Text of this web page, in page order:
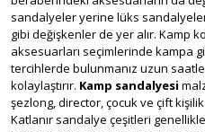
sandalyeler yerine lüks
gibi değişkenler de yer alır. Kamp
aksesuarları seçimlerinde kampa
tercihlerde bulunmanız uzun
kolaylaştırır. Kamp sandalyesi
şezlong, director, çocuk ve çift
Katlanır sandalye çeşitleri